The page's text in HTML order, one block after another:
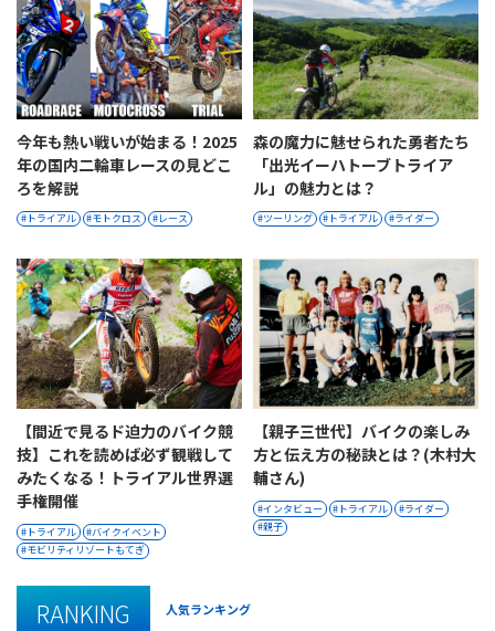
今年も熱い戦いが始まる！2025
年の国内二輪車レースの見どこ
ろを解説
トライアル モトクロス レース
森の魔力に魅せられた勇者たち
「出光イーハトーブトライア
ル」の魅力とは？
ツーリング トライアル ライダー
【間近で見るド迫力のバイク競
技】これを読めば必ず観戦して
みたくなる！トライアル世界選
手権開催
トライアル
バイクイベント
モビリティリゾートもてぎ
【親子三世代】バイクの楽しみ
方と伝え方の秘訣とは？(木村大
輔さん)
インタビュー トライアル
ライダー
親子
RANKING 人気ランキング